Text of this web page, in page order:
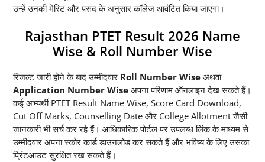
उन्हें उनकी मेरिट और पसंद के अनुसार कॉलेज आवंटित किया जाएगा।
Rajasthan PTET Result 2026 Name
Wise & Roll Number Wise
रिजल्ट जारी होने के बाद उम्मीदवार Roll Number Wise अथवा
Application Number Wise अपना परिणाम ऑनलाइन देख सकते हैं।
कई अभ्यर्थी PTET Result Name Wise, Score Card Download,
Cut Off Marks, Counselling Date और College Allotment जैसी
जानकारी भी सर्च कर रहे हैं। आधिकारिक पोर्टल पर उपलब्ध लिंक के माध्यम से
उम्मीदवार अपना स्कोर कार्ड डाउनलोड कर सकते हैं और भविष्य के लिए उसका
प्रिंटआउट सुरक्षित रख सकते हैं।